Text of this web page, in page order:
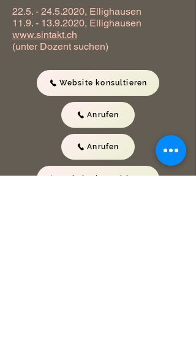
22.5. - 24.5.2020, Ellighausen
11.9. - 13.9.2020, Ellighausen
www.sintakt.ch
(unter Dozent suchen)
Website konsultieren
Anrufen
Anrufen